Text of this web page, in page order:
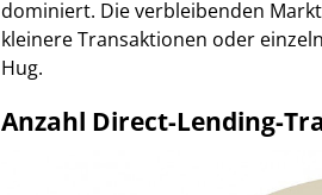
dominiert. Die verbleibenden
kleinere Transaktionen oder
Hug.
Anzahl Direct-Lending-